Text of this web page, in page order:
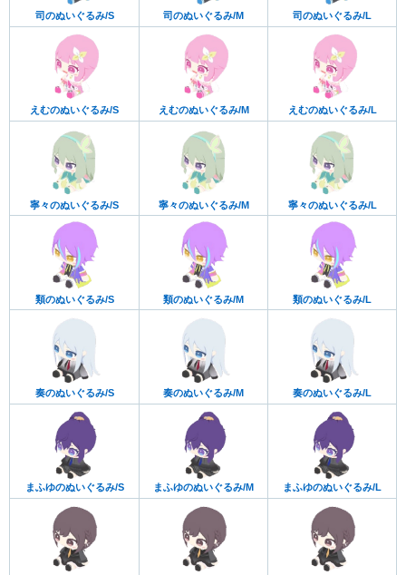
司のぬいぐるみ/S 司のぬいぐるみ/M 司のぬいぐるみ/L
えむのぬいぐるみ/S えむのぬいぐるみ/M えむのぬいぐるみ/L
寧々のぬいぐるみ/S 寧々のぬいぐるみ/M 寧々のぬいぐるみ/L
類のぬいぐるみ/S 類のぬいぐるみ/M 類のぬいぐるみ/L
奏のぬいぐるみ/S 奏のぬいぐるみ/M 奏のぬいぐるみ/L
まふゆのぬいぐるみ/S まふゆのぬいぐるみ/M まふゆのぬいぐるみ/L